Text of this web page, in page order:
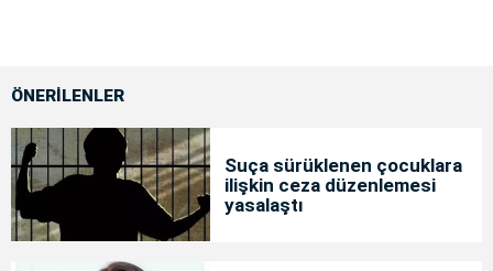
ÖNERİLENLER
Suça sürüklenen çocuklara
ilişkin ceza düzenlemesi
yasalaştı